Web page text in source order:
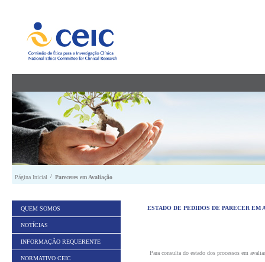
Página Inicial / Pareceres em Avaliação
QUEM SOMOS
NOTÍCIAS
INFORMAÇÃO REQUERENTE
NORMATIVO CEIC
ESTADO DE PEDIDOS DE PARECER EM
Para consulta do estado dos processos em